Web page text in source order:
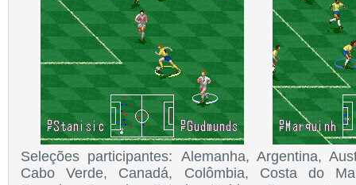
Seleções participantes: Alemanha, Argentina,
Cabo Verde, Canadá, Colômbia, Costa do